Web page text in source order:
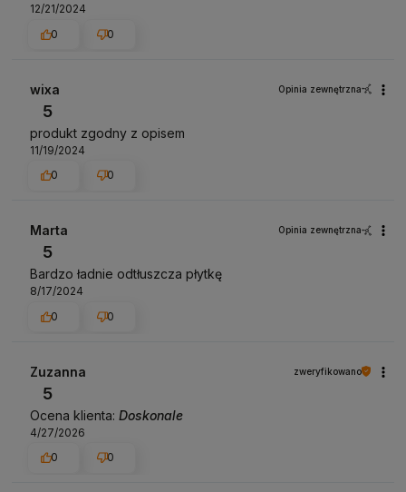
12/21/2024
0
0
wixa Opinia zewnętrzna
5
produkt zgodny z opisem
11/19/2024
0
0
Marta Opinia zewnętrzna
5
Bardzo ładnie odtłuszcza płytkę
8/17/2024
0
0
Zuzanna zweryfikowano
5
Ocena klienta: Doskonale
4/27/2026
0
0